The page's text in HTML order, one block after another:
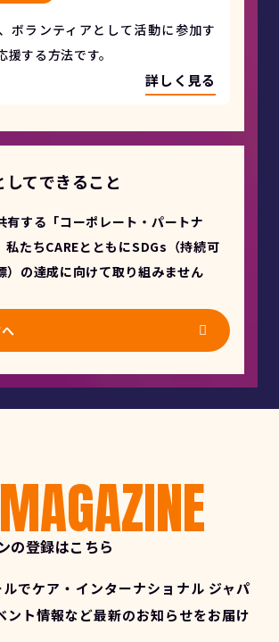
ボランティアとして活動に参加す
援する方法です。
詳しく見る
してできること
有する「コーポレート・パートナ
私たちCAREとともにSDGs（持続可
）の達成に向けて取り組みません
の登録はこちら
でケア・インターナショナル ジャパ
ント情報など最新のお知らせをお届け